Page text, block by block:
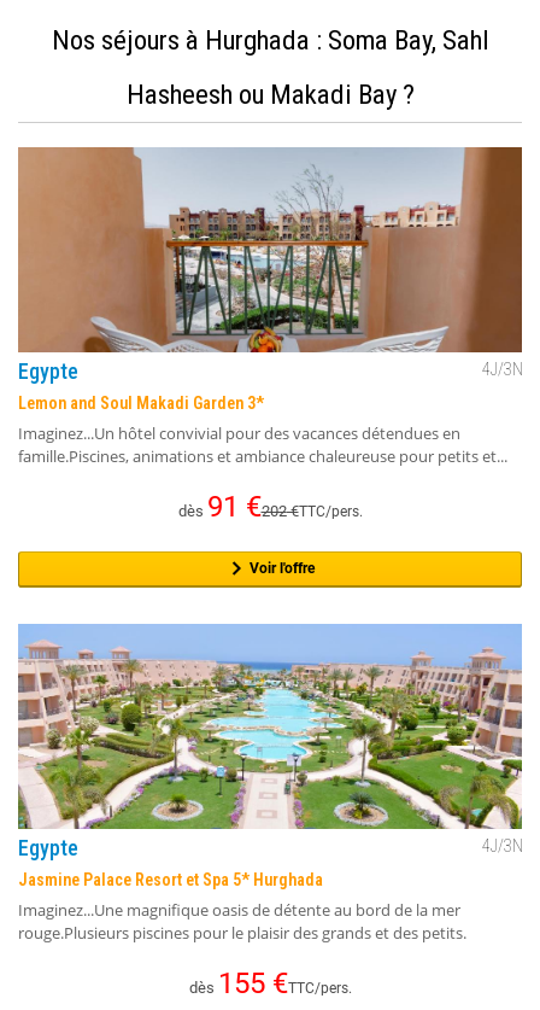
Nos séjours à Hurghada : Soma Bay, Sahl
Hasheesh ou Makadi Bay ?
Egypte 4J/3N
Lemon and Soul Makadi Garden 3*
Imaginez...Un hôtel convivial pour des vacances détendues en
famille.Piscines, animations et ambiance chaleureuse pour petits et...
dès 91 €202€TTC/pers.
Voir l'offre
Egypte 4J/3N
Jasmine Palace Resort et Spa 5* Hurghada
Imaginez...Une magnifique oasis de détente au bord de la mer
rouge.Plusieurs piscines pour le plaisir des grands et des petits.
dès 155€TTC/pers.